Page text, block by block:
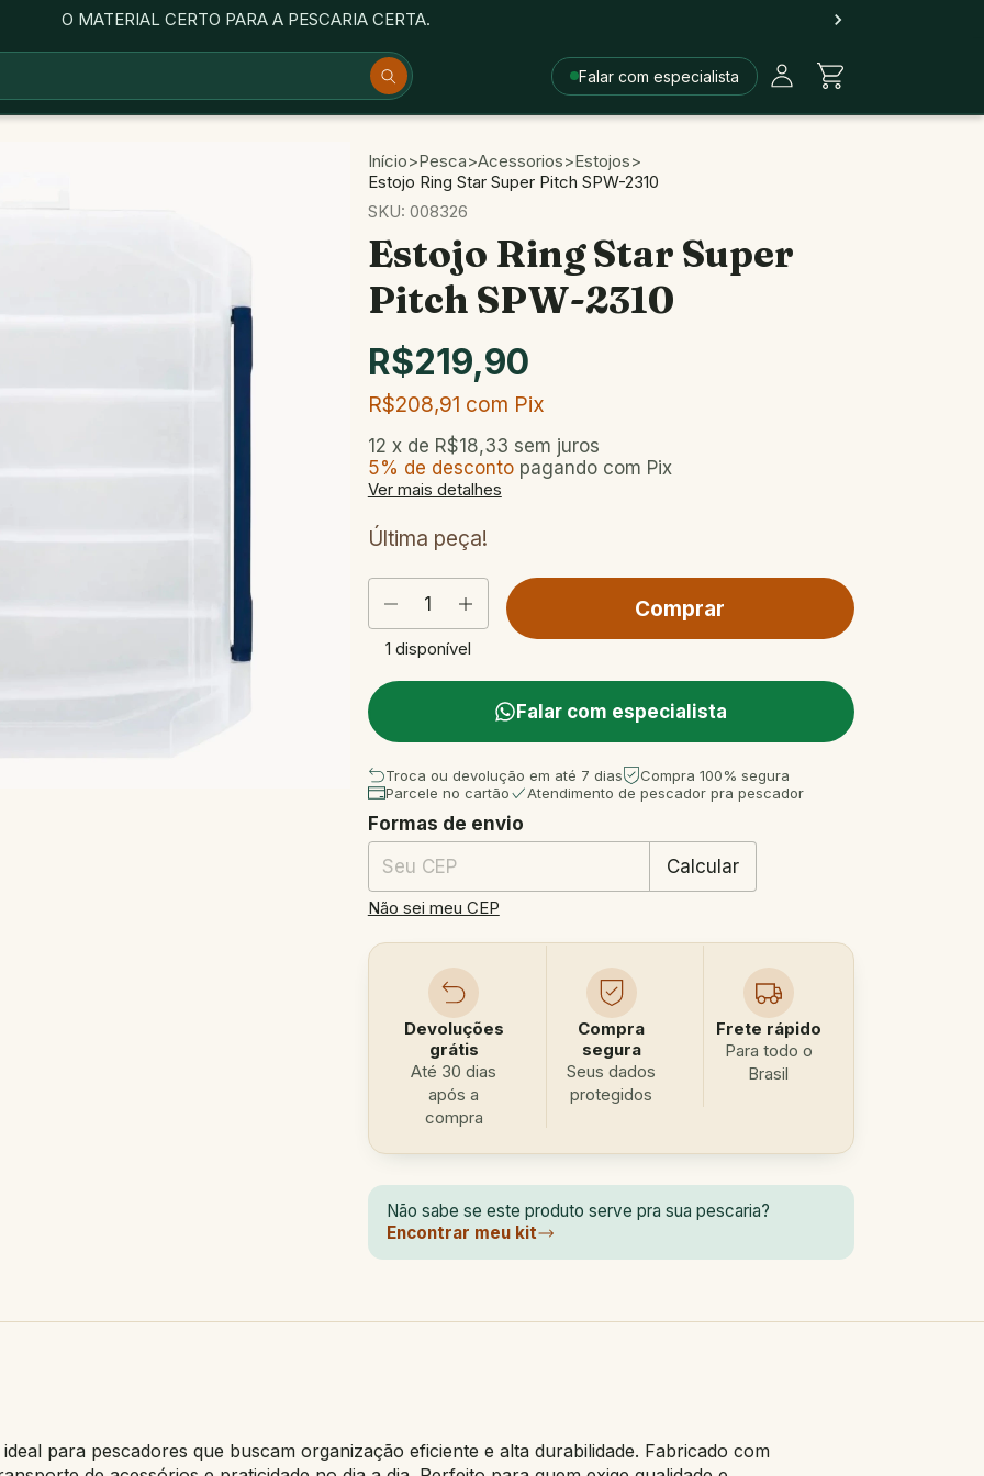
O MATERIAL CERTO PARA A PESCARIA CERTA.
Falar com especialista
Início>Pesca>Acessorios>Estojos>
Estojo Ring Star Super Pitch SPW-2310
SKU: 008326
Estojo Ring Star Super
Pitch SPW-2310
R$219,90
R$208,91 com Pix
12 x de R$18,33 sem juros
5% de descontopagando com Pix
Ver mais detalhes
Última peça!
1 disponível
Falar com especialista
Troca ou devolução em até 7 dias
Compra 100% segura
Parcele no cartão
Atendimento de pescador pra pescador
Entregas para o CEP:
Formas de envio
Calcular
Não sei meu CEP
Devoluções
grátis
Até 30 dias
após a
compra
Compra
segura
Seus dados
protegidos
Frete rápido
Para todo o
Brasil
Não sabe se este produto serve pra sua pescaria?
Encontrar meu kit
para pescadores que buscam organização eficiente e alta durabilidade. Fabricado com